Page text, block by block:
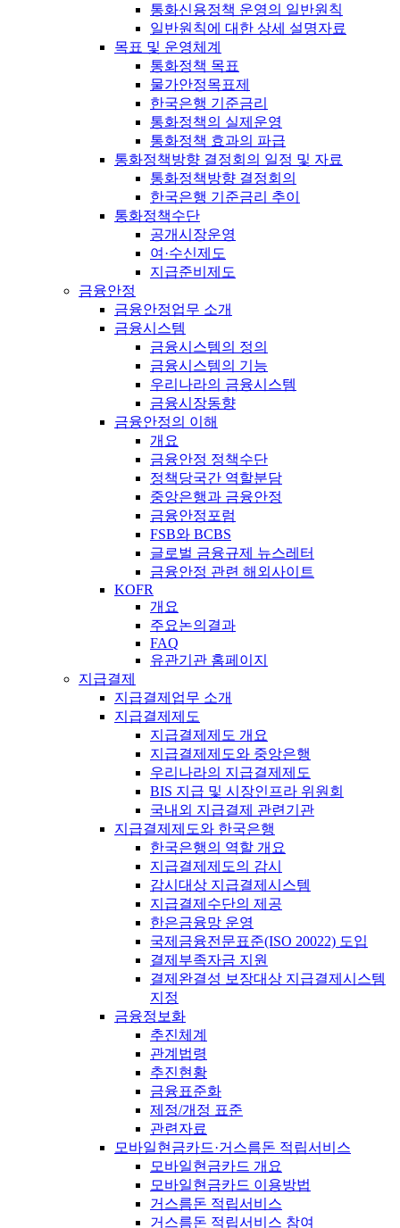
통화신용정책 운영의 일반원칙
일반원칙에 대한 상세 설명자료
목표 및 운영체계
통화정책 목표
물가안정목표제
한국은행 기준금리
통화정책의 실제운영
통화정책 효과의 파급
통화정책방향 결정회의 일정 및 자료
통화정책방향 결정회의
한국은행 기준금리 추이
통화정책수단
공개시장운영
여·수신제도
지급준비제도
금융안정
금융안정업무 소개
금융시스템
금융시스템의 정의
금융시스템의 기능
우리나라의 금융시스템
금융시장동향
금융안정의 이해
개요
금융안정 정책수단
정책당국간 역할분담
중앙은행과 금융안정
금융안정포럼
FSB와 BCBS
글로벌 금융규제 뉴스레터
금융안정 관련 해외사이트
KOFR
개요
주요논의결과
FAQ
유관기관 홈페이지
지급결제
지급결제업무 소개
지급결제제도
지급결제제도 개요
지급결제제도와 중앙은행
우리나라의 지급결제제도
BIS 지급 및 시장인프라 위원회
국내외 지급결제 관련기관
지급결제제도와 한국은행
한국은행의 역할 개요
지급결제제도의 감시
감시대상 지급결제시스템
지급결제수단의 제공
한은금융망 운영
국제금융전문표준(ISO 20022) 도입
결제부족자금 지원
결제완결성 보장대상 지급결제시스템
지정
금융정보화
추진체계
관계법령
추진현황
금융표준화
제정/개정 표준
관련자료
모바일현금카드·거스름돈 적립서비스
모바일현금카드 개요
모바일현금카드 이용방법
거스름돈 적립서비스
거스름돈 적립서비스 참여